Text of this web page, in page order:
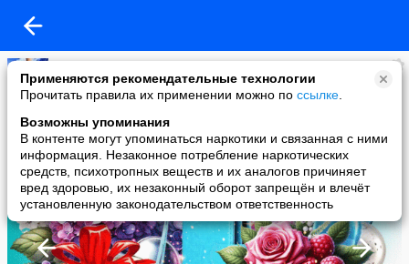
Применяются рекомендательные технологии
Прочитать правила их применении можно по ссылке
Возможны упоминания
В контенте могут упоминаться наркотики и связанная с ними
информация. Незаконное потребление наркотических
средств, психотропных веществ и их аналогов причиняет
вред здоровью, их незаконный оборот запрещён и влечёт
установленную законодательством ответственность
Копилочка: все самое интересное,полезное, красивое!!!
added a photo
13 Jun в 10:36